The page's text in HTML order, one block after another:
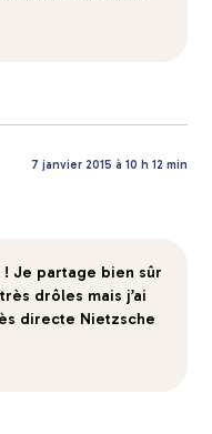
7 janvier 2015 à 10 h 12 min
Je partage bien sûr
drôles mais j’ai
directe Nietzsche